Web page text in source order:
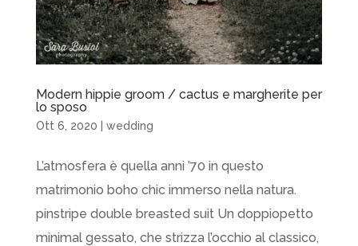
Modern hippie groom / cactus e margherite per
lo sposo
Ott 6, 2020 | wedding
L’atmosfera è quella anni ’70 in questo
matrimonio boho chic immerso nella natura.
pinstripe double breasted suit Un doppiopetto
minimal gessato, che strizza l’occhio al classico,